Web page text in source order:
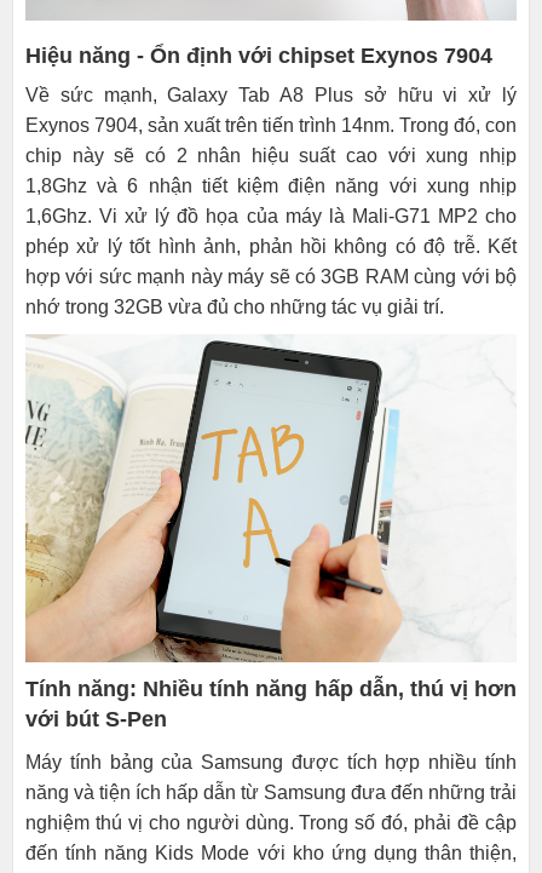
Hiệu năng - Ổn định với chipset Exynos 7904
Về sức mạnh, Galaxy Tab A8 Plus sở hữu vi xử lý
Exynos 7904, sản xuất trên tiến trình 14nm. Trong đó, con
chip này sẽ có 2 nhân hiệu suất cao với xung nhịp
1,8Ghz và 6 nhận tiết kiệm điện năng với xung nhịp
1,6Ghz. Vi xử lý đồ họa của máy là Mali-G71 MP2 cho
phép xử lý tốt hình ảnh, phản hồi không có độ trễ. Kết
hợp với sức mạnh này máy sẽ có 3GB RAM cùng với bộ
nhớ trong 32GB vừa đủ cho những tác vụ giải trí.
Tính năng: Nhiều tính năng hấp dẫn, thú vị hơn
với bút S-Pen
Máy tính bảng của Samsung được tích hợp nhiều tính
năng và tiện ích hấp dẫn từ Samsung đưa đến những trải
nghiệm thú vị cho người dùng. Trong số đó, phải đề cập
đến tính năng Kids Mode với kho ứng dụng thân thiện,